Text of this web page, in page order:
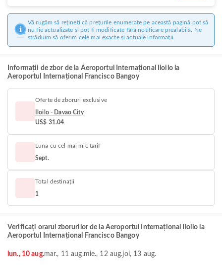
Vă rugăm să rețineți că prețurile enumerate pe această pagină pot să
nu fie actualizate și pot fi modificate fără notificare prealabilă. Ne
străduim să oferim cele mai exacte și actuale informații.
Informații de zbor de la Aeroportul Internațional Iloilo la
Aeroportul Internațional Francisco Bangoy
Oferte de zboruri exclusive
Iloilo - Davao City
US$ 31.04
Luna cu cel mai mic tarif
Sept.
Total destinații
1
Verificați orarul zborurilor de la Aeroportul Internațional Iloilo la
Aeroportul Internațional Francisco Bangoy
lun., 10 aug.mar., 11 aug.mie., 12 aug.joi, 13 aug.